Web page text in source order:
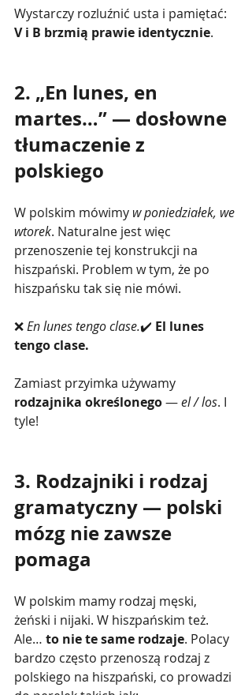
Wystarczy rozluźnić usta i pamiętać:
V i B brzmią prawie identycznie.
2. „En lunes, en
martes…” — dosłowne
tłumaczenie z
polskiego
W polskim mówimy w poniedziałek, we
wtorek. Naturalne jest więc
przenoszenie tej konstrukcji na
hiszpański. Problem w tym, że po
hiszpańsku tak się nie mówi.
❌ En lunes tengo clase.✔️ El lunes
tengo clase.
Zamiast przyimka używamy
rodzajnika określonego — el / los. I
tyle!
3. Rodzajniki i rodzaj
gramatyczny — polski
mózg nie zawsze
pomaga
W polskim mamy rodzaj męski,
żeński i nijaki. W hiszpańskim też.
Ale… to nie te same rodzaje. Polacy
bardzo często przenoszą rodzaj z
polskiego na hiszpański, co prowadzi